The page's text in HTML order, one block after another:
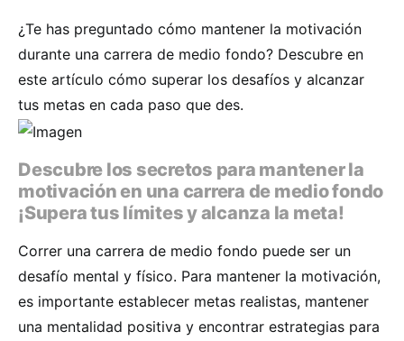
¿Te has preguntado cómo mantener la motivación
durante una carrera de medio fondo? Descubre en
este artículo cómo superar los desafíos y alcanzar
tus metas en cada paso que des.
Descubre los secretos para mantener la
motivación en una carrera de medio fondo
¡Supera tus límites y alcanza la meta!
Correr una carrera de medio fondo puede ser un
desafío mental y físico. Para mantener la motivación,
es importante establecer metas realistas, mantener
una mentalidad positiva y encontrar estrategias para